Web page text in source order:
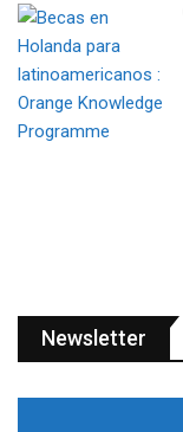
Newsletter